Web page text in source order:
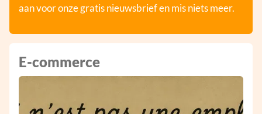
aan voor onze gratis nieuwsbrief en mis niets meer.
E-commerce